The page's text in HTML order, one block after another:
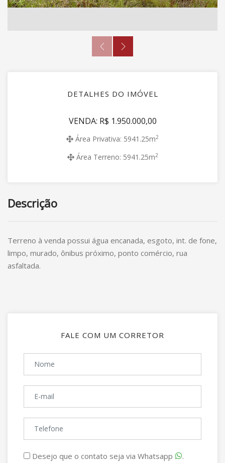
DETALHES DO IMÓVEL
VENDA: R$ 1.950.000,00
Área Privativa: 5941.25m2
Área Terreno: 5941.25m2
Descrição
Terreno à venda possui água encanada, esgoto, int. de fone,
limpo, murado, ônibus próximo, ponto comércio, rua
asfaltada.
FALE COM UM CORRETOR
Desejo que o contato seja via Whatsapp .